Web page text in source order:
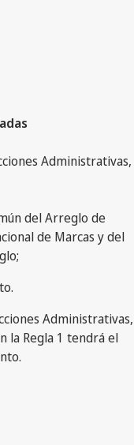
Administrativas,
del Arreglo de
de Marcas y del
Administrativas,
la Regla 1 tendrá el